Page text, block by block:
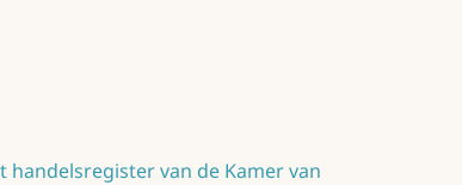
handelsregister van de Kamer van